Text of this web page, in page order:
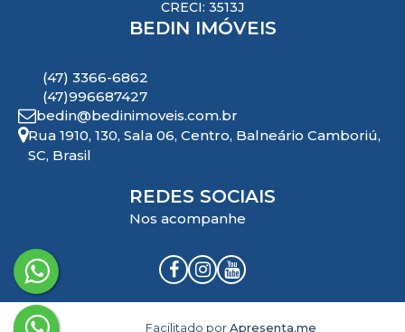
CRECI: 3513J
BEDIN IMÓVEIS
(47) 3366-6862
(47)996687427
bedin@bedinimoveis.com.br
Rua 1910, 130, Sala 06, Centro, Balneário Camboriú,
SC, Brasil
REDES SOCIAIS
Nos acompanhe
Facilitado porApresenta.me